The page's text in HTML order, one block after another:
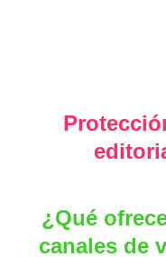
¿Qué
canales de